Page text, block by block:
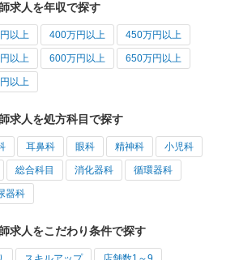
求人を年収で探す
以上 400万円以上 450万円以上
以上 600万円以上 650万円以上
以上
求人を処方科目で探す
耳鼻科 眼科 精神科 小児科
総合科目 消化器科 循環器科
器科
求人をこだわり条件で探す